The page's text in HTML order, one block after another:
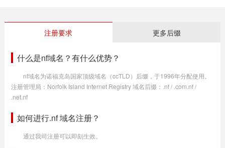
注册要求 更多后缀
什么是nf域名？有什么优势？
nf域名为诺福克岛国家顶级域名（ccTLD）后缀，于1996年分配使用。
注册管理局：Norfolk Island Internet Registry 域名后缀：.nf / .com.nf /
.net.nf
如何进行.nf 域名注册？
通过我司注册可以即刻生效。